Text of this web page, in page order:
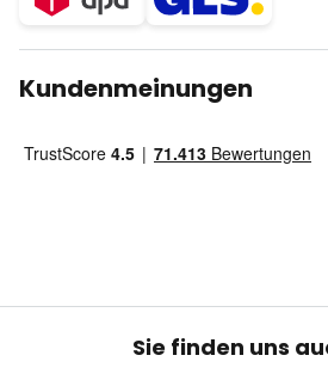
Kundenmeinungen
Sie finden uns